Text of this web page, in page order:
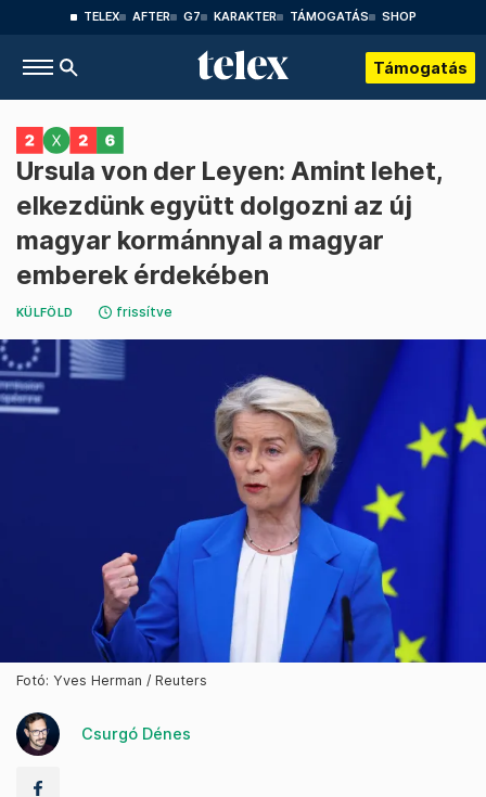
TELEX AFTER G7 KARAKTER TÁMOGATÁS SHOP
Támogatás
Ursula von der Leyen: Amint lehet,
elkezdünk együtt dolgozni az új
magyar kormánnyal a magyar
emberek érdekében
KÜLFÖLD frissítve
Fotó: Yves Herman / Reuters
Csurgó Dénes